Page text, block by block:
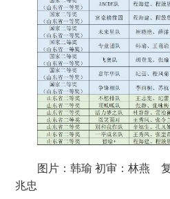
图片：韩瑜初审：林燕
兆忠